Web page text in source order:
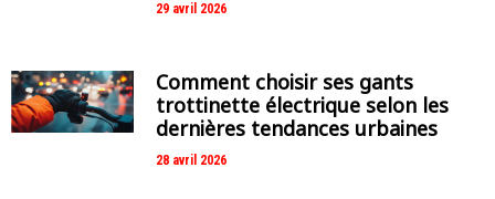
29 avril 2026
Comment choisir ses gants
trottinette électrique selon les
dernières tendances urbaines
28 avril 2026